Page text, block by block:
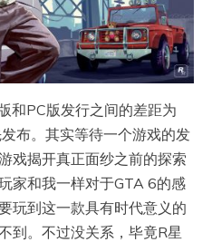
和PC版发行之间的差距为
布。其实等待一个游戏的发
戏揭开真正面纱之前的探索
家和我一样对于GTA 6的感
玩到这一款具有时代意义的
到。不过没关系，毕竟R星